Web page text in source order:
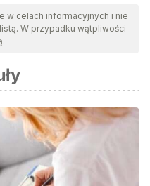
w celach informacyjnych i nie
W przypadku wątpliwości